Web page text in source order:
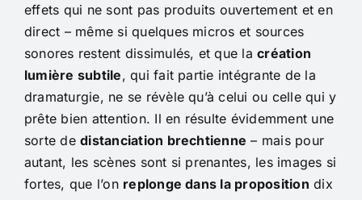
effets qui ne sont pas produits ouvertement et en
direct – même si quelques micros et sources
sonores restent dissimulés, et que lacréation
lumière subtile, qui fait partie intégrante de la
dramaturgie, ne se révèle qu’à celui ou celle qui y
prête bien attention. Il en résulte évidemment une
sorte dedistanciation brechtienne – mais pour
autant, les scènes sont si prenantes, les images si
fortes, que l’on replonge dans la proposition dix